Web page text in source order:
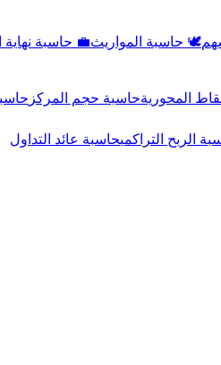
🕊️ حاسبة المواريث💼 حاسبة نهاية
المحوريةحاسبة حجم المركز
الربح التراكميحاسبة عائد التداول